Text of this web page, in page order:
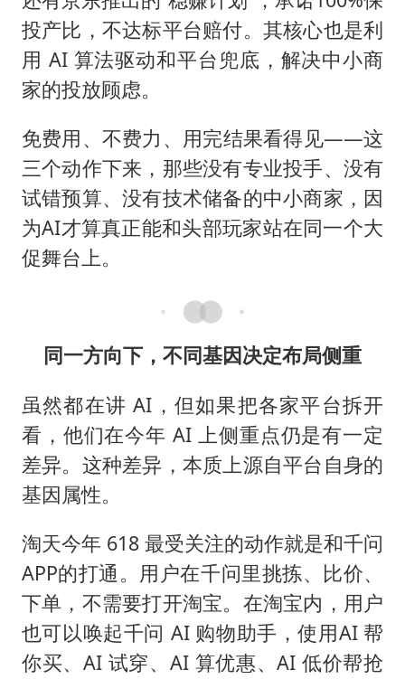
投产比，不达标平台赔付。其核心也是利
用 AI 算法驱动和平台兜底，解决中小商
家的投放顾虑。
免费用、不费力、用完结果看得见——这
三个动作下来，那些没有专业投手、没有
试错预算、没有技术储备的中小商家，因
为AI才算真正能和头部玩家站在同一个大
促舞台上。
同一方向下，不同基因决定布局侧重
虽然都在讲 AI，但如果把各家平台拆开
看，他们在今年 AI 上侧重点仍是有一定
差异。这种差异，本质上源自平台自身的
基因属性。
淘天今年 618 最受关注的动作就是和千问
APP的打通。用户在千问里挑拣、比价、
下单，不需要打开淘宝。在淘宝内，用户
也可以唤起千问 AI 购物助手，使用AI 帮
你买、AI 试穿、AI 算优惠、AI 低价帮抢